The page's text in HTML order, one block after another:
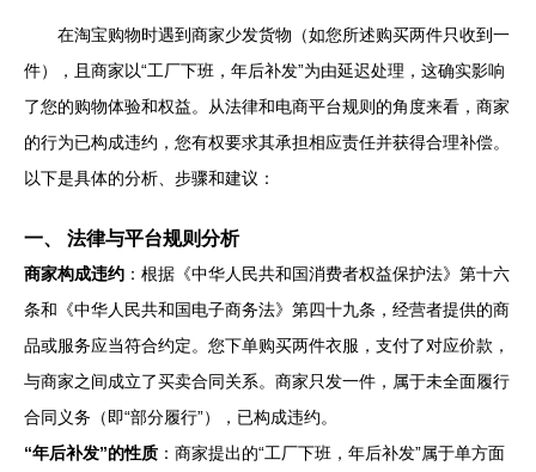
在淘宝购物时遇到商家少发货物（如您所述购买两件只收到一
件），且商家以“工厂下班，年后补发”为由延迟处理，这确实影响
了您的购物体验和权益。从法律和电商平台规则的角度来看，商家
的行为已构成违约，您有权要求其承担相应责任并获得合理补偿。
以下是具体的分析、步骤和建议：
一、 法律与平台规则分析
商家构成违约 ：根据《中华人民共和国消费者权益保护法》第十六
条和《中华人民共和国电子商务法》第四十九条，经营者提供的商
品或服务应当符合约定。您下单购买两件衣服，支付了对应价款，
与商家之间成立了买卖合同关系。商家只发一件，属于未全面履行
合同义务（即“部分履行”），已构成违约。
“年后补发”的性质 ：商家提出的“工厂下班，年后补发”属于单方面